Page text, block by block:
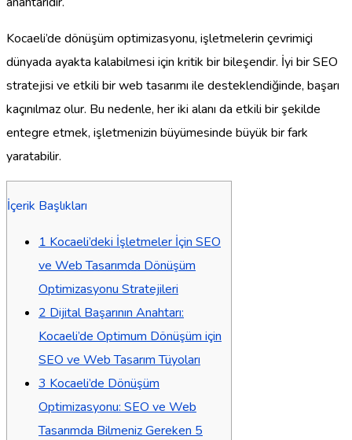
Kocaeli’de dönüşüm optimizasyonu, işletmelerin çevrimiçi
dünyada ayakta kalabilmesi için kritik bir bileşendir. İyi bir SEO
stratejisi ve etkili bir web tasarımı ile desteklendiğinde, başarı
kaçınılmaz olur. Bu nedenle, her iki alanı da etkili bir şekilde
entegre etmek, işletmenizin büyümesinde büyük bir fark
yaratabilir.
İçerik Başlıkları
1 Kocaeli’deki İşletmeler İçin SEO
ve Web Tasarımda Dönüşüm
Optimizasyonu Stratejileri
2 Dijital Başarının Anahtarı:
Kocaeli’de Optimum Dönüşüm için
SEO ve Web Tasarım Tüyoları
3 Kocaeli’de Dönüşüm
Optimizasyonu: SEO ve Web
Tasarımda Bilmeniz Gereken 5